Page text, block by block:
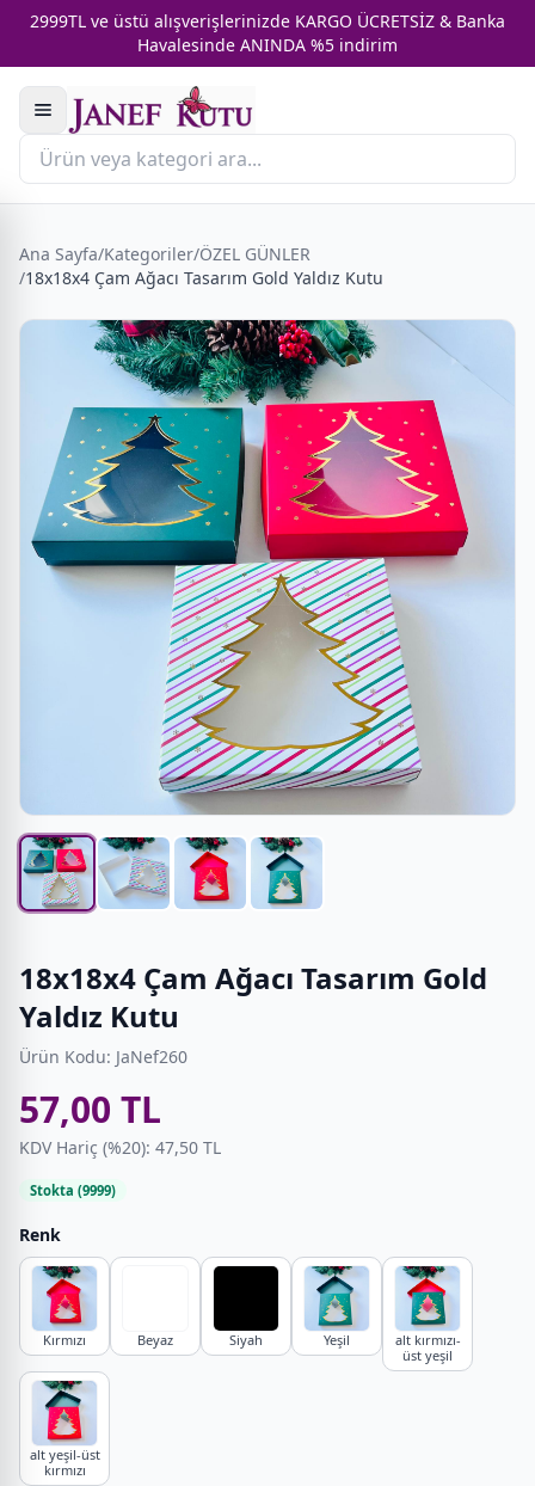
2999TL ve üstü alışverişlerinizde KARGO ÜCRETSİZ & Banka
Havalesinde ANINDA %5 indirim
Ana Sayfa/Kategoriler/ÖZEL GÜNLER
/18x18x4 Çam Ağacı Tasarım Gold Yaldız Kutu
18x18x4 Çam Ağacı Tasarım Gold
Yaldız Kutu
Ürün Kodu: JaNef260
57,00 TL
KDV Hariç (%20): 47,50 TL
Stokta (9999)
Renk
Kırmızı Beyaz Siyah Yeşil
alt kırmızı-
üst yeşil
alt yeşil-üst
kırmızı